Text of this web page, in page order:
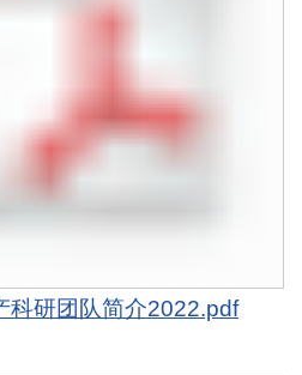
科研团队简介2022.pdf